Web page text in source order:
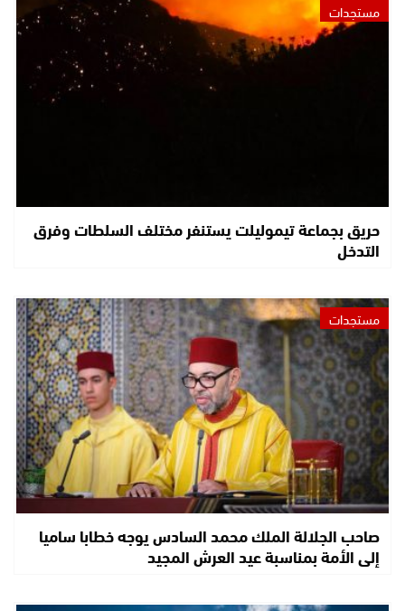
مستجدات
حريق بجماعة تيموليلت يستنفر مختلف السلطات وفرق
التدخل
مستجدات
صاحب الجلالة الملك محمد السادس يوجه خطابا ساميا
إلى الأمة بمناسبة عيد العرش المجيد